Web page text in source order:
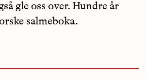
gle oss over. Hundre år
salmeboka.